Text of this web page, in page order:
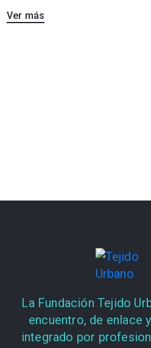
Ver más
La Fundación Tejido
encuentro, de enlace
integrado por